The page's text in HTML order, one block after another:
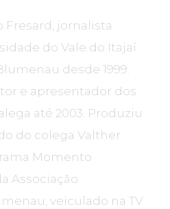
Fresard, jornalista
do Vale do Itajaí
desde 1999.
e apresentador dos
até 2003. Produziu
do colega Valther
Momento
Associação
veiculado na TV